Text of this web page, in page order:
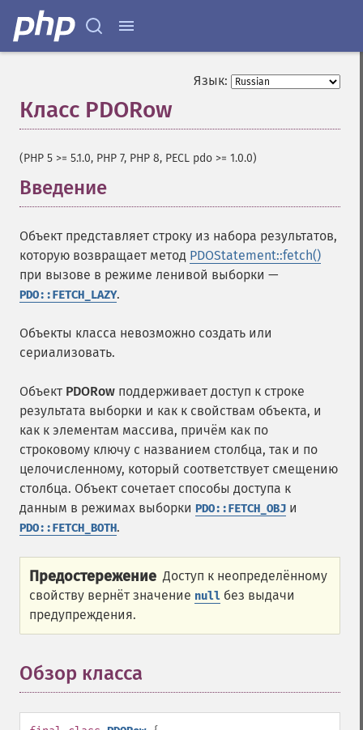
Язык:
Класс PDORow
(PHP 5 >= 5.1.0, PHP 7, PHP 8, PECL pdo >= 1.0.0)
Введение
Объект представляет строку из набора результатов,
которую возвращает метод PDOStatement::fetch()
при вызове в режиме ленивой выборки —
PDO::FETCH_LAZY.
Объекты класса невозможно создать или
сериализовать.
Объект PDORow поддерживает доступ к строке
результата выборки и как к свойствам объекта, и
как к элементам массива, причём как по
строковому ключу с названием столбца, так и по
целочисленному, который соответствует смещению
столбца. Объект сочетает способы доступа к
данным в режимах выборки PDO::FETCH_OBJ и
PDO::FETCH_BOTH.
Предостережение Доступ к неопределённому
свойству вернёт значение null без выдачи
предупреждения.
Обзор класса